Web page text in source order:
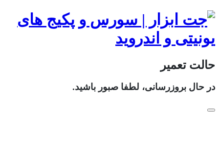
حالت تعمیر
در حال بروزرسانی، لطفا صبور باشید.